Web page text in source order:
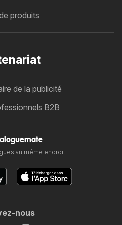
produits
de la publicité
B2B
au même endroit
nous